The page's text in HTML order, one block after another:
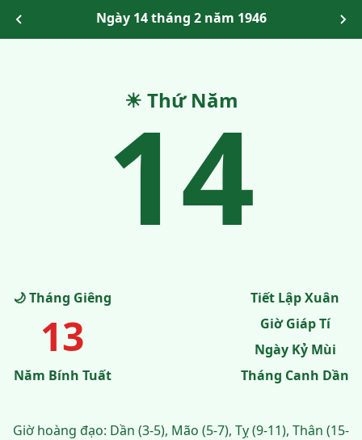
Ngày 14 tháng 2 năm 1946
☀ Thứ Năm
14
🌙 Tháng Giêng
13
Năm Bính Tuất
Tiết Lập Xuân
Giờ Giáp Tí
Ngày Kỷ Mùi
Tháng Canh Dần
Giờ hoàng đạo: Dần (3-5), Mão (5-7), Tỵ (9-11), Thân (15-